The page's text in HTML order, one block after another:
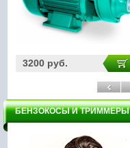
3200 руб.
БЕНЗОКОСЫ И ТРИММЕРЫ